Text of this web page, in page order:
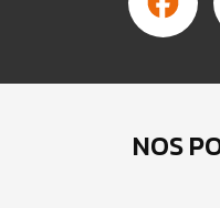
NOS